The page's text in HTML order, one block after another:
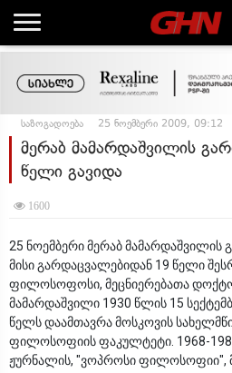
საზოგადოება 25 ნოემბერი 2009, 09:12
მერაბ მამარდაშვილის
წელი გავიდა
1600
25 ნოემბერი მერაბ
მისი გარდაცვალებიდან 19 წელი
ფილოსოფოსი, მეცნიერებათა
მამარდაშვილი 1930 წლის 15
წელს დაამთავრა მოსკოვის
ფილოსოფიის ფაკულტეტი. 1968-
ჟურნალის, "ვოპროსი ფილოსოფიი",